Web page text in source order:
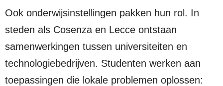
Ook onderwijsinstellingen pakken hun rol. In
steden als Cosenza en Lecce ontstaan
samenwerkingen tussen universiteiten en
technologiebedrijven. Studenten werken aan
toepassingen die lokale problemen oplossen: